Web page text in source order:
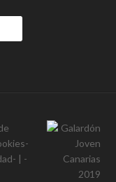
-
- | -